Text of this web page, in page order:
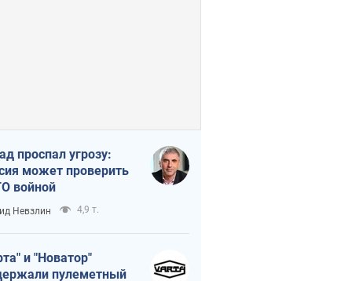
проспал угрозу:
может проверить
войной
Невзлин 4,9 т.
и "Новатор"
пулеметный